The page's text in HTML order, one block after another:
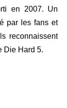
en 2007. Un
par les fans et
reconnaissent
Die Hard 5.